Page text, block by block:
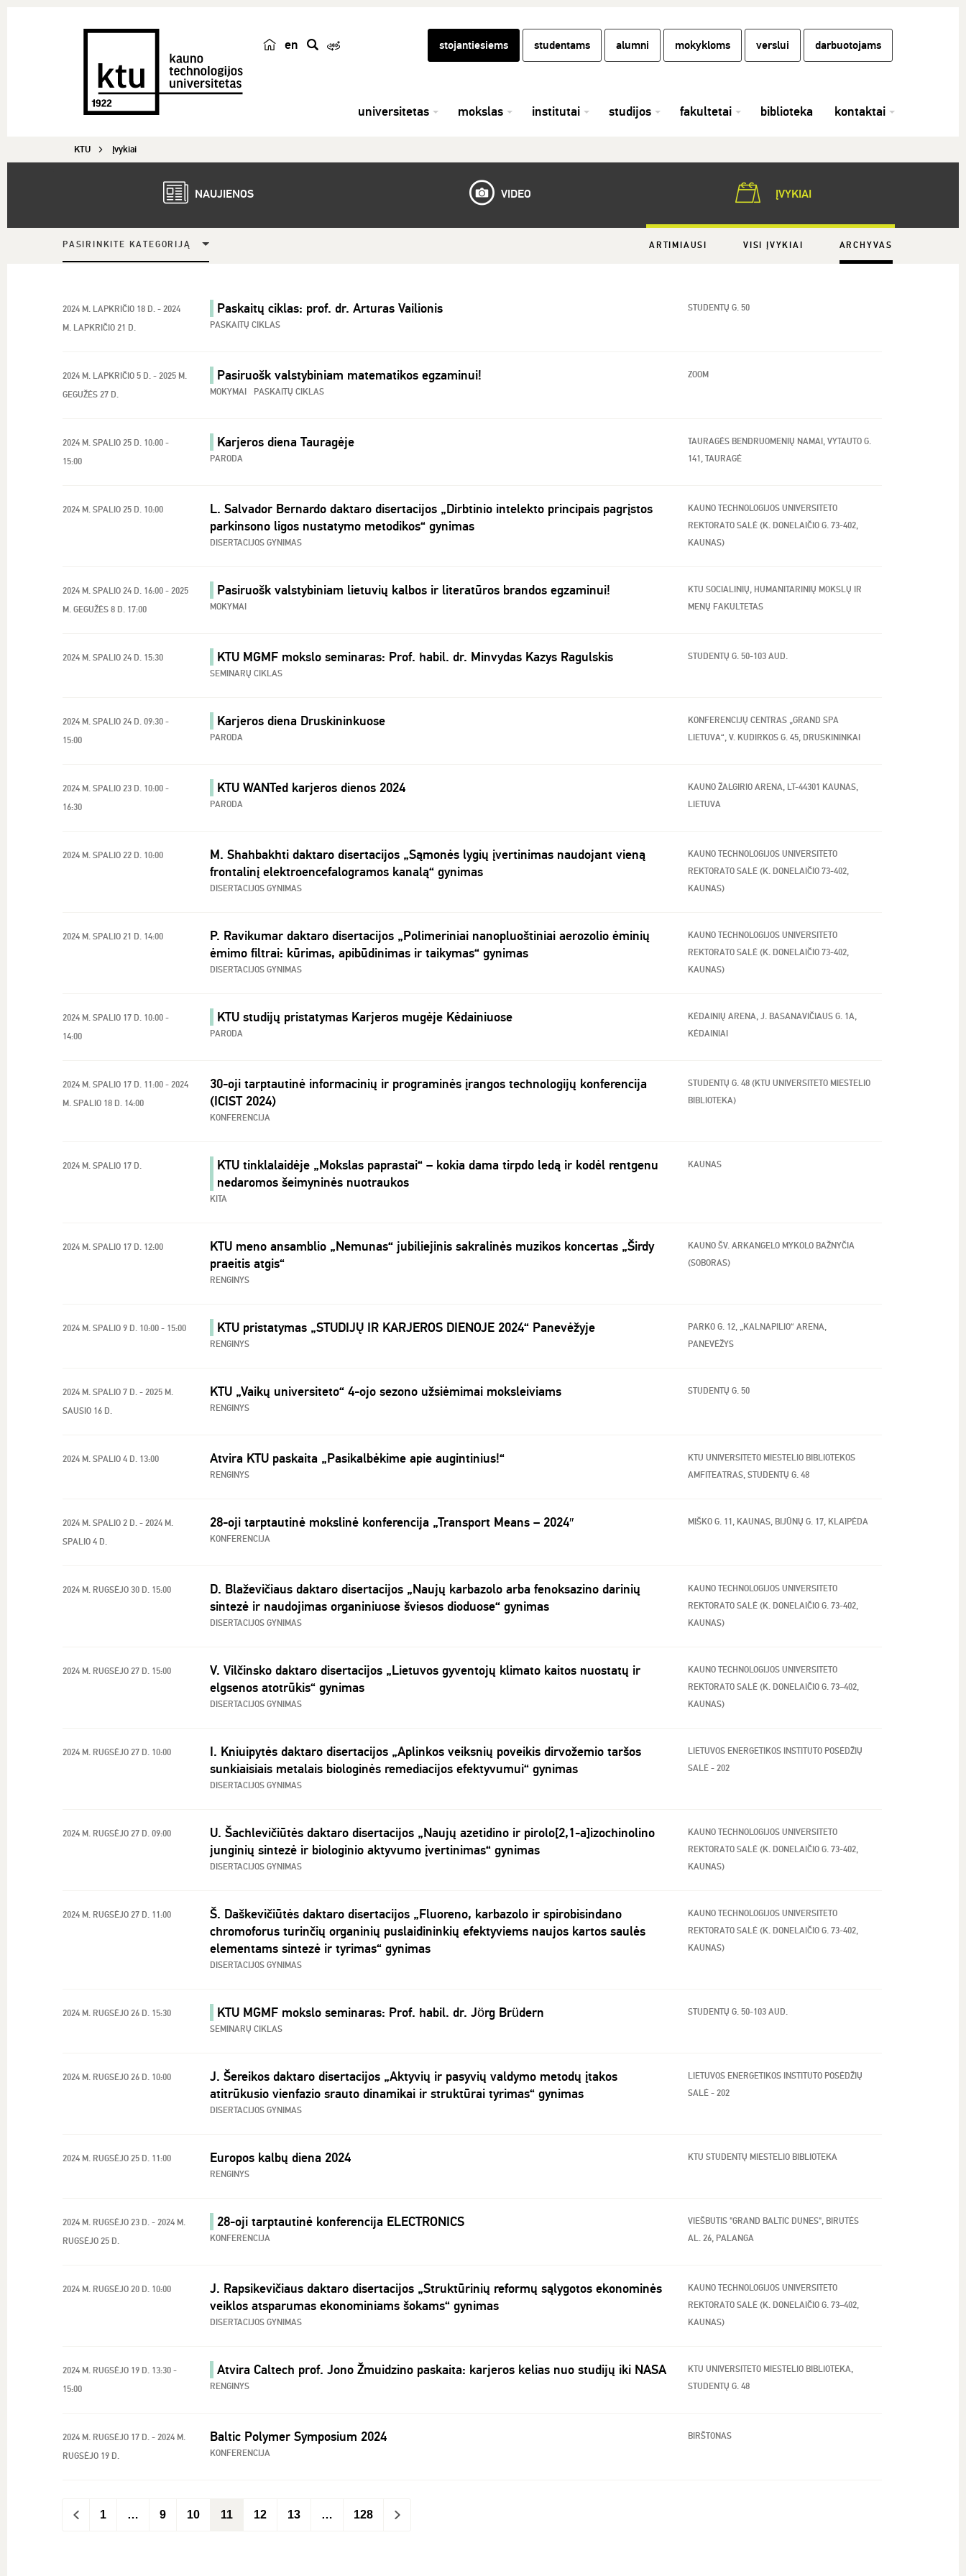
en stojantiesiems studentams alumni mokykloms verslui darbuotojams
universitetas mokslas institutai studijos fakultetai biblioteka kontaktai
KTU Įvykiai
NAUJIENOS VIDEO ĮVYKIAI
PASIRINKITE KATEGORIJĄ ARTIMIAUSI VISI ĮVYKIAI ARCHYVAS
2024 M. LAPKRIČIO 18 D. - 2024
M. LAPKRIČIO 21 D.
Paskaitų ciklas: prof. dr. Arturas Vailionis
PASKAITŲ CIKLAS
STUDENTŲ G. 50
2024 M. LAPKRIČIO 5 D. - 2025 M.
GEGUŽĖS 27 D.
Pasiruošk valstybiniam matematikos egzaminui!
MOKYMAI PASKAITŲ CIKLAS
ZOOM
2024 M. SPALIO 25 D. 10:00 -
15:00
Karjeros diena Tauragėje
PARODA
TAURAGĖS BENDRUOMENIŲ NAMAI, VYTAUTO G.
141, TAURAGĖ
2024 M. SPALIO 25 D. 10:00
L. Salvador Bernardo daktaro disertacijos „Dirbtinio intelekto principais pagrįstos
parkinsono ligos nustatymo metodikos“ gynimas
DISERTACIJOS GYNIMAS
KAUNO TECHNOLOGIJOS UNIVERSITETO
REKTORATO SALĖ (K. DONELAIČIO G. 73-402,
KAUNAS)
2024 M. SPALIO 24 D. 16:00 - 2025
M. GEGUŽĖS 8 D. 17:00
Pasiruošk valstybiniam lietuvių kalbos ir literatūros brandos egzaminui!
MOKYMAI
KTU SOCIALINIŲ, HUMANITARINIŲ MOKSLŲ IR
MENŲ FAKULTETAS
2024 M. SPALIO 24 D. 15:30 KTU MGMF mokslo seminaras: Prof. habil. dr. Minvydas Kazys Ragulskis
SEMINARŲ CIKLAS
STUDENTŲ G. 50-103 AUD.
2024 M. SPALIO 24 D. 09:30 -
15:00
Karjeros diena Druskininkuose
PARODA
KONFERENCIJŲ CENTRAS „GRAND SPA
LIETUVA“, V. KUDIRKOS G. 45, DRUSKININKAI
2024 M. SPALIO 23 D. 10:00 -
16:30
KTU WANTed karjeros dienos 2024
PARODA
KAUNO ŽALGIRIO ARENA, LT-44301 KAUNAS,
LIETUVA
2024 M. SPALIO 22 D. 10:00
M. Shahbakhti daktaro disertacijos „Sąmonės lygių įvertinimas naudojant vieną
frontalinį elektroencefalogramos kanalą“ gynimas
DISERTACIJOS GYNIMAS
KAUNO TECHNOLOGIJOS UNIVERSITETO
REKTORATO SALĖ (K. DONELAIČIO 73-402,
KAUNAS)
2024 M. SPALIO 21 D. 14:00
P. Ravikumar daktaro disertacijos „Polimeriniai nanopluoštiniai aerozolio ėminių
ėmimo filtrai: kūrimas, apibūdinimas ir taikymas“ gynimas
DISERTACIJOS GYNIMAS
KAUNO TECHNOLOGIJOS UNIVERSITETO
REKTORATO SALĖ (K. DONELAIČIO 73-402,
KAUNAS)
2024 M. SPALIO 17 D. 10:00 -
14:00
KTU studijų pristatymas Karjeros mugėje Kėdainiuose
PARODA
KĖDAINIŲ ARENA, J. BASANAVIČIAUS G. 1A,
KĖDAINIAI
2024 M. SPALIO 17 D. 11:00 - 2024
M. SPALIO 18 D. 14:00
30-oji tarptautinė informacinių ir programinės įrangos technologijų konferencija
(ICIST 2024)
KONFERENCIJA
STUDENTŲ G. 48 (KTU UNIVERSITETO MIESTELIO
BIBLIOTEKA)
2024 M. SPALIO 17 D.
KTU tinklalaidėje „Mokslas paprastai“ – kokia dama tirpdo ledą ir kodėl rentgenu
nedaromos šeimyninės nuotraukos
KITA
KAUNAS
2024 M. SPALIO 17 D. 12:00
KTU meno ansamblio „Nemunas“ jubiliejinis sakralinės muzikos koncertas „Širdy
praeitis atgis“
RENGINYS
KAUNO ŠV. ARKANGELO MYKOLO BAŽNYČIA
(SOBORAS)
2024 M. SPALIO 9 D. 10:00 - 15:00 KTU pristatymas „STUDIJŲ IR KARJEROS DIENOJE 2024“ Panevėžyje
RENGINYS
PARKO G. 12, „KALNAPILIO“ ARENA,
PANEVĖŽYS
2024 M. SPALIO 7 D. - 2025 M.
SAUSIO 16 D.
KTU „Vaikų universiteto“ 4-ojo sezono užsiėmimai moksleiviams
RENGINYS
STUDENTŲ G. 50
2024 M. SPALIO 4 D. 13:00 Atvira KTU paskaita „Pasikalbėkime apie augintinius!“
RENGINYS
KTU UNIVERSITETO MIESTELIO BIBLIOTEKOS
AMFITEATRAS, STUDENTŲ G. 48
2024 M. SPALIO 2 D. - 2024 M.
SPALIO 4 D.
28-oji tarptautinė mokslinė konferencija „Transport Means – 2024″
KONFERENCIJA
MIŠKO G. 11, KAUNAS, BIJŪNŲ G. 17, KLAIPĖDA
2024 M. RUGSĖJO 30 D. 15:00
D. Blaževičiaus daktaro disertacijos „Naujų karbazolo arba fenoksazino darinių
sintezė ir naudojimas organiniuose šviesos dioduose“ gynimas
DISERTACIJOS GYNIMAS
KAUNO TECHNOLOGIJOS UNIVERSITETO
REKTORATO SALĖ (K. DONELAIČIO G. 73-402,
KAUNAS)
2024 M. RUGSĖJO 27 D. 15:00
V. Vilčinsko daktaro disertacijos „Lietuvos gyventojų klimato kaitos nuostatų ir
elgsenos atotrūkis“ gynimas
DISERTACIJOS GYNIMAS
KAUNO TECHNOLOGIJOS UNIVERSITETO
REKTORATO SALĖ (K. DONELAIČIO G. 73–402,
KAUNAS)
2024 M. RUGSĖJO 27 D. 10:00
I. Kniuipytės daktaro disertacijos „Aplinkos veiksnių poveikis dirvožemio taršos
sunkiaisiais metalais biologinės remediacijos efektyvumui“ gynimas
DISERTACIJOS GYNIMAS
LIETUVOS ENERGETIKOS INSTITUTO POSĖDŽIŲ
SALĖ - 202
2024 M. RUGSĖJO 27 D. 09:00
U. Šachlevičiūtės daktaro disertacijos „Naujų azetidino ir pirolo[2,1-a]izochinolino
junginių sintezė ir biologinio aktyvumo įvertinimas“ gynimas
DISERTACIJOS GYNIMAS
KAUNO TECHNOLOGIJOS UNIVERSITETO
REKTORATO SALĖ (K. DONELAIČIO G. 73-402,
KAUNAS)
2024 M. RUGSĖJO 27 D. 11:00
Š. Daškevičiūtės daktaro disertacijos „Fluoreno, karbazolo ir spirobisindano
chromoforus turinčių organinių puslaidininkių efektyviems naujos kartos saulės
elementams sintezė ir tyrimas“ gynimas
DISERTACIJOS GYNIMAS
KAUNO TECHNOLOGIJOS UNIVERSITETO
REKTORATO SALĖ (K. DONELAIČIO G. 73-402,
KAUNAS)
2024 M. RUGSĖJO 26 D. 15:30 KTU MGMF mokslo seminaras: Prof. habil. dr. Jörg Brüdern
SEMINARŲ CIKLAS
STUDENTŲ G. 50-103 AUD.
2024 M. RUGSĖJO 26 D. 10:00
J. Šereikos daktaro disertacijos „Aktyvių ir pasyvių valdymo metodų įtakos
atitrūkusio vienfazio srauto dinamikai ir struktūrai tyrimas“ gynimas
DISERTACIJOS GYNIMAS
LIETUVOS ENERGETIKOS INSTITUTO POSĖDŽIŲ
SALĖ - 202
2024 M. RUGSĖJO 25 D. 11:00 Europos kalbų diena 2024
RENGINYS
KTU STUDENTŲ MIESTELIO BIBLIOTEKA
2024 M. RUGSĖJO 23 D. - 2024 M.
RUGSĖJO 25 D.
28-oji tarptautinė konferencija ELECTRONICS
KONFERENCIJA
VIEŠBUTIS "GRAND BALTIC DUNES", BIRUTĖS
AL. 26, PALANGA
2024 M. RUGSĖJO 20 D. 10:00
J. Rapsikevičiaus daktaro disertacijos „Struktūrinių reformų sąlygotos ekonominės
veiklos atsparumas ekonominiams šokams“ gynimas
DISERTACIJOS GYNIMAS
KAUNO TECHNOLOGIJOS UNIVERSITETO
REKTORATO SALĖ (K. DONELAIČIO G. 73–402,
KAUNAS)
2024 M. RUGSĖJO 19 D. 13:30 -
15:00
Atvira Caltech prof. Jono Žmuidzino paskaita: karjeros kelias nuo studijų iki NASA
RENGINYS
KTU UNIVERSITETO MIESTELIO BIBLIOTEKA,
STUDENTŲ G. 48
2024 M. RUGSĖJO 17 D. - 2024 M.
RUGSĖJO 19 D.
Baltic Polymer Symposium 2024
KONFERENCIJA
BIRŠTONAS
< 1 … 9 10 11 12 13 … 128 >